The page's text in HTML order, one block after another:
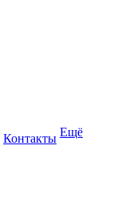
Контакты Ещё